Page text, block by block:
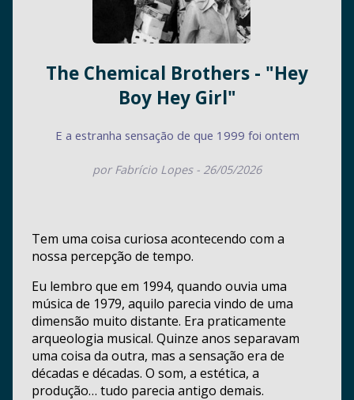
The Chemical Brothers - "Hey
Boy Hey Girl"
E a estranha sensação de que 1999 foi ontem
por Fabrício Lopes - 26/05/2026
Tem uma coisa curiosa acontecendo com a
nossa percepção de tempo.
Eu lembro que em 1994, quando ouvia uma
música de 1979, aquilo parecia vindo de uma
dimensão muito distante. Era praticamente
arqueologia musical. Quinze anos separavam
uma coisa da outra, mas a sensação era de
décadas e décadas. O som, a estética, a
produção… tudo parecia antigo demais.